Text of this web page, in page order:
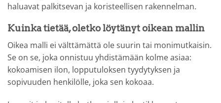
haluavat palkitsevan ja koristeellisen rakennelman.
Kuinka tietää, oletko löytänyt oikean mallin
Oikea malli ei välttämättä ole suurin tai monimutkaisin.
Se on se, joka onnistuu yhdistämään kolme asiaa:
kokoamisen ilon, lopputuloksen tyydytyksen ja
sopivuuden henkilölle, joka sen kokoaa.